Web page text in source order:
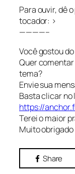
Para ouvir, dê
tocador: >
————–
Você gostou
Quer
tema?
Envie sua
Basta clicar no
https://
Terei o maior
Muito
Share